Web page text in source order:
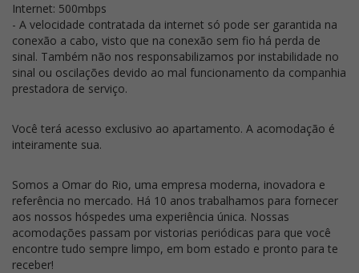
Internet: 500mbps
- A velocidade contratada da internet só pode ser garantida na
conexão a cabo, visto que na conexão sem fio há perda de
sinal. Também não nos responsabilizamos por instabilidade no
sinal ou oscilações devido ao mal funcionamento da companhia
prestadora de serviço.
Você terá acesso exclusivo ao apartamento. A acomodação é
inteiramente sua.
Somos a Omar do Rio, uma empresa moderna, inovadora e
referência no mercado. Há 10 anos trabalhamos para fornecer
aos nossos hóspedes uma experiência única. Nossas
acomodações passam por vistorias periódicas para que você
encontre tudo sempre limpo, em bom estado e pronto para te
receber!